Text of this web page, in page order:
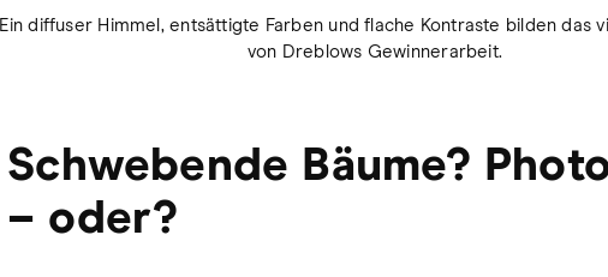
Ein diffuser Himmel, entsättigte Farben und flache Kontraste bilden das
von Dreblows Gewinnerarbeit.
Schwebende Bäume?
– oder?